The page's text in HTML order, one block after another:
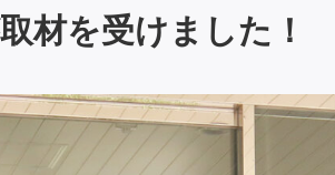
材を受けました！